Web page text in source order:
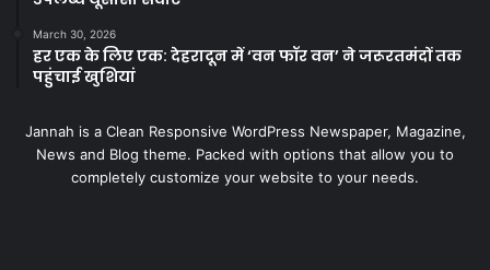
March 30, 2026
हर एक के लिए एक: देहरादून में ‘वन फॉर वन’ ने जरूरतमंदों तक
पहुंचाई खुशियां
Jannah is a Clean Responsive WordPress Newspaper, Magazine,
News and Blog theme. Packed with options that allow you to
completely customize your website to your needs.